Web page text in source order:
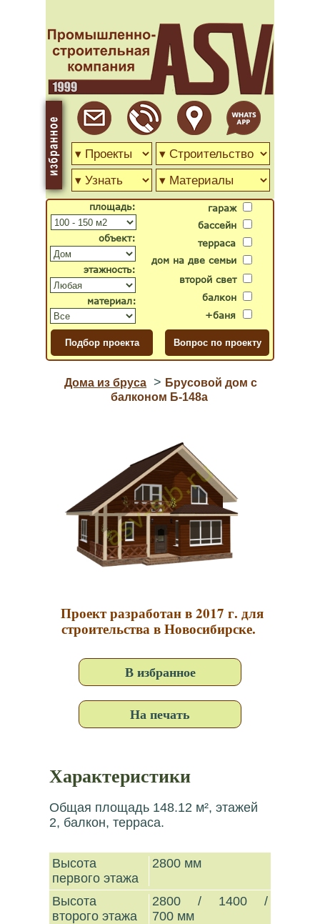
гараж
бассейн
второй свет
дом на две семьи
терраса
балкон
+баня
объект:
материал:
площадь:
этажность:
Дома из бруса > Брусовой дом с
балконом Б-148а
Проект разработан в 2017 г. для
строительства в Новосибирске.
В избранное
На печать
Характеристики
Общая площадь 148.12 м², этажей
2, балкон, терраса.
Высота
первого этажа
2800 мм
Высота
второго этажа
2800 / 1400 /
700 мм